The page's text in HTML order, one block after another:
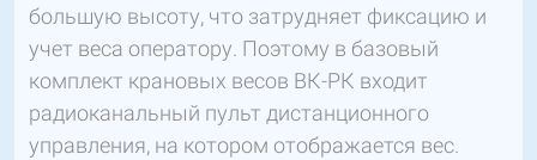
большую высоту, что затрудняет фиксацию и
учет веса оператору. Поэтому в базовый
комплект крановых весов ВК-РК входит
радиоканальный пульт дистанционного
управления, на котором отображается вес.